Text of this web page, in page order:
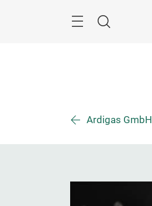
Suche
Ardigas GmbH